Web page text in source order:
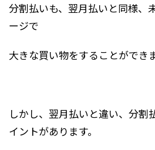
分割払いも、翌月払いと同様、
ージで
大きな買い物をすることができま
しかし、翌月払いと違い、分割
イントがあります。